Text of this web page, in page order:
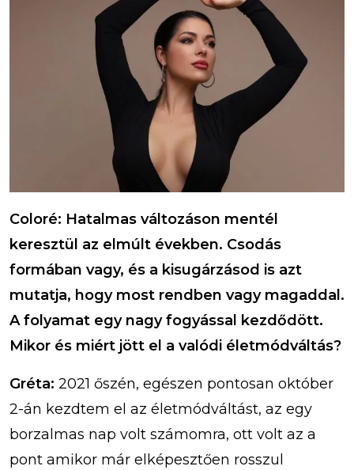
Coloré: Hatalmas változáson mentél
keresztül az elmúlt években. Csodás
formában vagy, és a kisugárzásod is azt
mutatja, hogy most rendben vagy magaddal.
A folyamat egy nagy fogyással kezdődött.
Mikor és miért jött el a valódi életmódváltás?
Gréta: 2021 őszén, egészen pontosan október
2-án kezdtem el az életmódváltást, az egy
borzalmas nap volt számomra, ott volt az a
pont amikor már elképesztően rosszul